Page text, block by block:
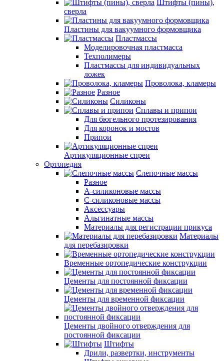
Штифты (пины),
сверла
Пластины для вакуумного формовщика
Пластмассы
Моделировочная пластмасса
Техполимеры
Пластмассы для индивидуальных
ложек
Проволока, кламеры
Разное
Силиконы
Сплавы и припои
Для бюгельного протезирования
Для коронок и мостов
Припои
Артикуляционные спреи
Ортопедия
Слепочные массы
Разное
А-силиконовые массы
С-силиконовые массы
Аксессуары
Альгинатные массы
Материалы для регистрации прикуса
Материалы
для перебазировки
Временные ортопедические конструкции
Цементы для постоянной фиксации
Цементы для временной фиксации
Цементы двойного отверждения для
постоянной фиксации
Штифты
Дрили, развертки, инструменты